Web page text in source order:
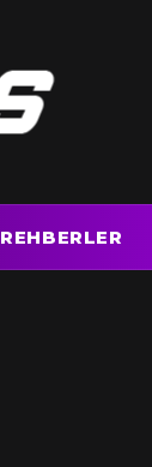
REHBERLER